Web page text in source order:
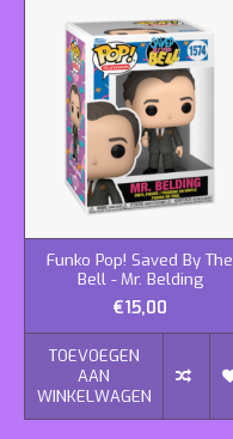
Funko Pop! Saved By The
Bell - Mr. Belding
€15,00
TOEVOEGEN
AAN
WINKELWAGEN